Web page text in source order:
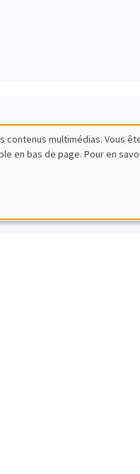
2025
multimédias. Vous
en bas de page. Pour en